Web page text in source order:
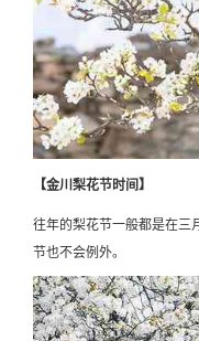
【金川梨花节时间】
往年的梨花节一般都是在三
节也不会例外。